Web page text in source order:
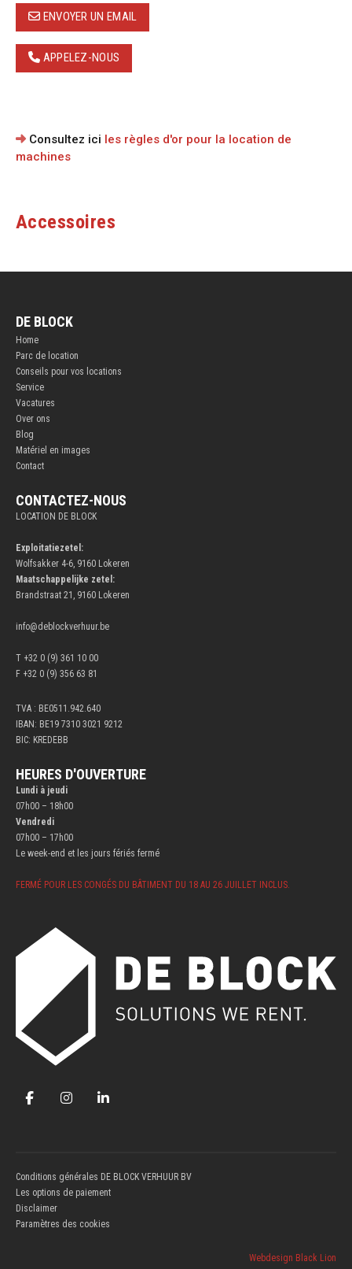
ENVOYER UN EMAIL
APPELEZ-NOUS
Consultez ici les règles d'or pour la location de
machines
Accessoires
DE BLOCK
Home
Parc de location
Conseils pour vos locations
Service
Vacatures
Over ons
Blog
Matériel en images
Contact
CONTACTEZ-NOUS
LOCATION DE BLOCK
Exploitatiezetel:
Wolfsakker 4-6, 9160 Lokeren
Maatschappelijke zetel:
Brandstraat 21, 9160 Lokeren
info@deblockverhuur.be
T +32 0 (9) 361 10 00
F +32 0 (9) 356 63 81
TVA : BE0511.942.640
IBAN: BE19 7310 3021 9212
BIC: KREDEBB
HEURES D'OUVERTURE
Lundi à jeudi
07h00 – 18h00
Vendredi
07h00 – 17h00
Le week-end et les jours fériés fermé
FERMÉ POUR LES CONGÉS DU BÂTIMENT DU 18 AU 26 JUILLET INCLUS.
Conditions générales DE BLOCK VERHUUR BV
Les options de paiement
Disclaimer
Paramètres des cookies
Webdesign Black Lion